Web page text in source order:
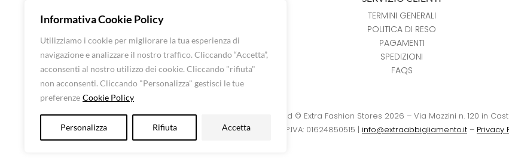
Informativa Cookie Policy
Utilizziamo i cookie per migliorare la tua esperienza di
navigazione e analizzare il nostro traffico. Cliccando “Accetta”,
acconsenti al nostro utilizzo dei cookie. Cliccando "rifiuta"
non acconsenti. Cliccando "Personalizza" gestisci le tue
preferenze Cookie Policy
Personalizza Rifiuta Accetta
SHOP UOMO
BRANDS
CONTATTI
TERMINI GENERALI
POLITICA DI RESO
PAGAMENTI
SPEDIZIONI
FAQS
Luna Srl – All rights reserved © Extra Fashion Stores 2026 – Via Mazzini n. 120 in
CF: 01624850515 – P.IVA: 01624850515 | info@extraabbigliamento.it – Privacy